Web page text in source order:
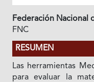
Federación Nacional
FNC
RESUMEN
Las herramientas
para evaluar la